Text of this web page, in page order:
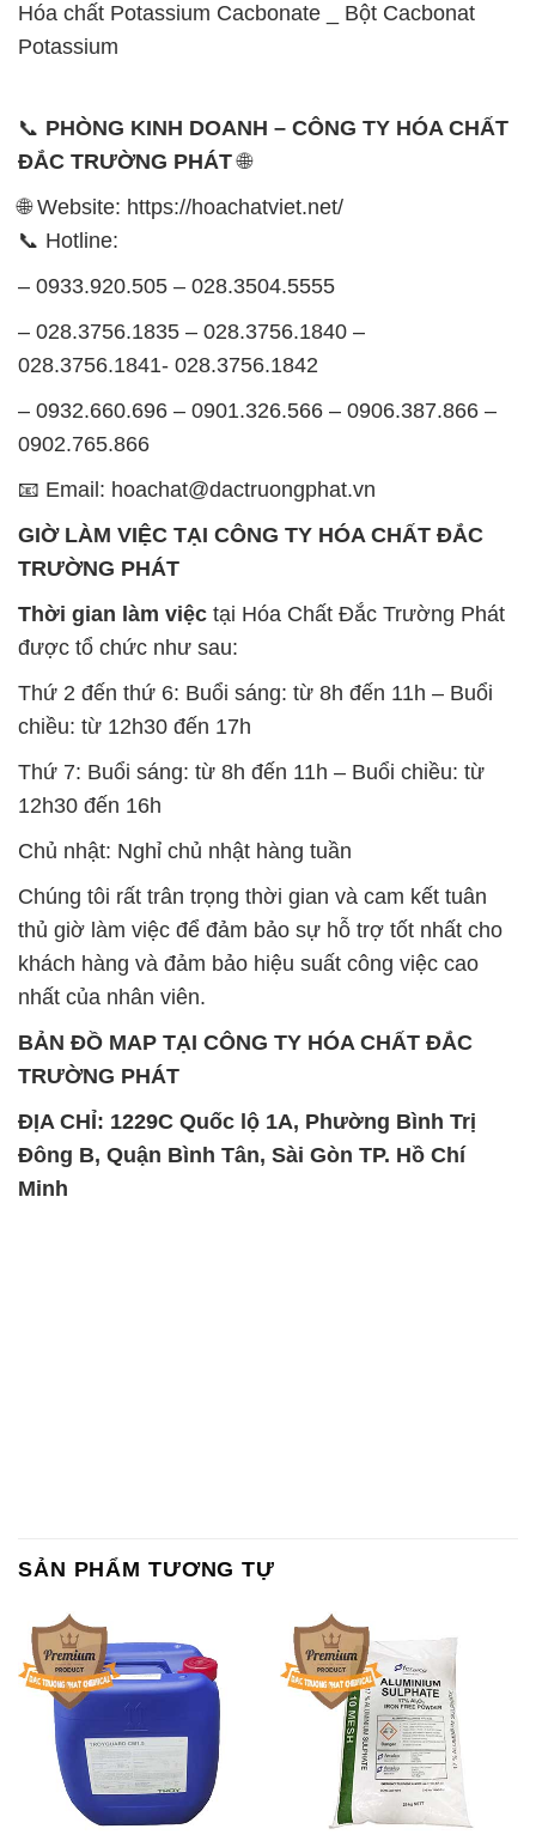
Hóa chất Potassium Cacbonate _ Bột Cacbonat
Potassium
📞 PHÒNG KINH DOANH – CÔNG TY HÓA CHẤT
ĐẮC TRƯỜNG PHÁT🌐
🌐 Website: https://hoachatviet.net/
📞 Hotline:
– 0933.920.505 – 028.3504.5555
– 028.3756.1835 – 028.3756.1840 –
028.3756.1841- 028.3756.1842
– 0932.660.696 – 0901.326.566 – 0906.387.866 –
0902.765.866
📧 Email: hoachat@dactruongphat.vn
GIỜ LÀM VIỆC TẠI CÔNG TY HÓA CHẤT ĐẮC
TRƯỜNG PHÁT
Thời gian làm việc tại Hóa Chất Đắc Trường Phát
được tổ chức như sau:
Thứ 2 đến thứ 6: Buổi sáng: từ 8h đến 11h – Buổi
chiều: từ 12h30 đến 17h
Thứ 7: Buổi sáng: từ 8h đến 11h – Buổi chiều: từ
12h30 đến 16h
Chủ nhật: Nghỉ chủ nhật hàng tuần
Chúng tôi rất trân trọng thời gian và cam kết tuân
thủ giờ làm việc để đảm bảo sự hỗ trợ tốt nhất cho
khách hàng và đảm bảo hiệu suất công việc cao
nhất của nhân viên.
BẢN ĐỒ MAP TẠI CÔNG TY HÓA CHẤT ĐẮC
TRƯỜNG PHÁT
ĐỊA CHỈ: 1229C Quốc lộ 1A, Phường Bình Trị
Đông B, Quận Bình Tân, Sài Gòn TP. Hồ Chí
Minh
SẢN PHẨM TƯƠNG TỰ